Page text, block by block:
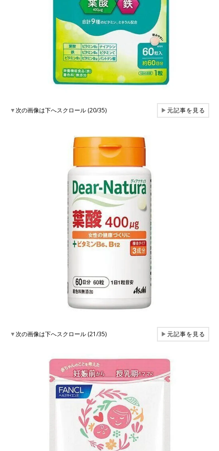
▼次の画像は下へスクロール (20/35) ▶元記事を見る
▼次の画像は下へスクロール (21/35) ▶元記事を見る